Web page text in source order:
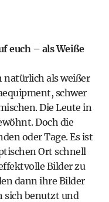
euch – als Weiße
natürlich als weißer
schwer
Die Leute in
Doch die
oder Tage. Es ist
Ort schnell
Bilder zu
dann ihre Bilder
sich benutzt und